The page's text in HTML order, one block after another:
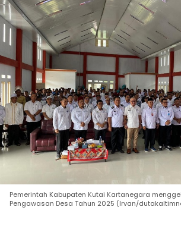
Pemerintah Kabupaten Kutai Kartanegara
Pengawasan Desa Tahun 2025 (Irvan/